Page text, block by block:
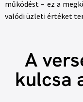
működést – ez a
valódi üzleti értéket
A
kulcsa